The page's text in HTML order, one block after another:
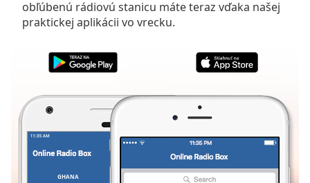
Mute
Current
Duration-:-
0.00%
Stream
TypeLIVE
Seek to
obľúbenú rádiovú stanicu máte teraz vďaka našej
praktickej aplikácii vo vrecku.
GHANA